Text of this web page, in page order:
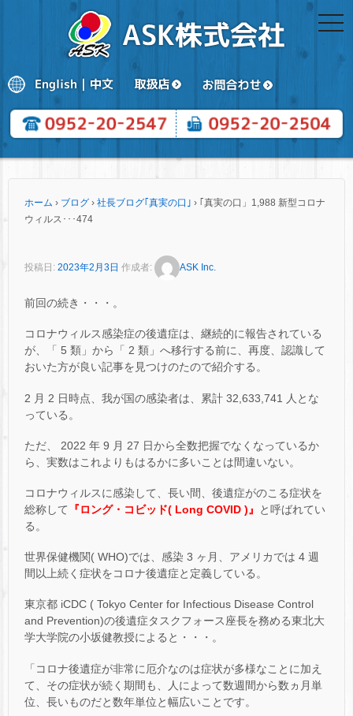
ホーム › ブログ › 社長ブログ｢真実の口｣ › ｢真実の口」1,988 新型コロナ
ウィルス･･･474
投稿日: 2023年2月3日 作成者: ASK Inc.
前回の続き・・・。
コロナウィルス感染症の後遺症は、継続的に報告されている
が、「 5 類」から「 2 類」へ移行する前に、再度、認識して
おいた方が良い記事を見つけのたので紹介する。
2 月 2 日時点、我が国の感染者は、累計 32,633,741 人とな
っている。
ただ、 2022 年 9 月 27 日から全数把握でなくなっているか
ら、実数はこれよりもはるかに多いことは間違いない。
コロナウィルスに感染して、長い間、後遺症がのこる症状を
総称して
『ロング・コビッド( Long COVID )』
と呼ばれてい
る。
世界保健機関( WHO)では、感染 3 ヶ月、アメリカでは 4 週
間以上続く症状をコロナ後遺症と定義している。
東京都 iCDC ( Tokyo Center for Infectious Disease Control
and Prevention)の後遺症タスクフォース座長を務める東北大
学大学院の小坂健教授によると・・・。
「コロナ後遺症が非常に厄介なのは症状が多様なことに加え
て、その症状が続く期間も、人によって数週間から数ヵ月単
位、長いものだと数年単位と幅広いことです。